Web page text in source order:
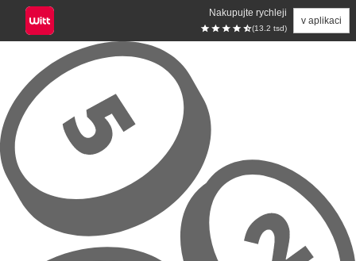
Nakupujte rychleji
(13.2 tsd)
v aplikaci
Přeskočit na hlavní obsah